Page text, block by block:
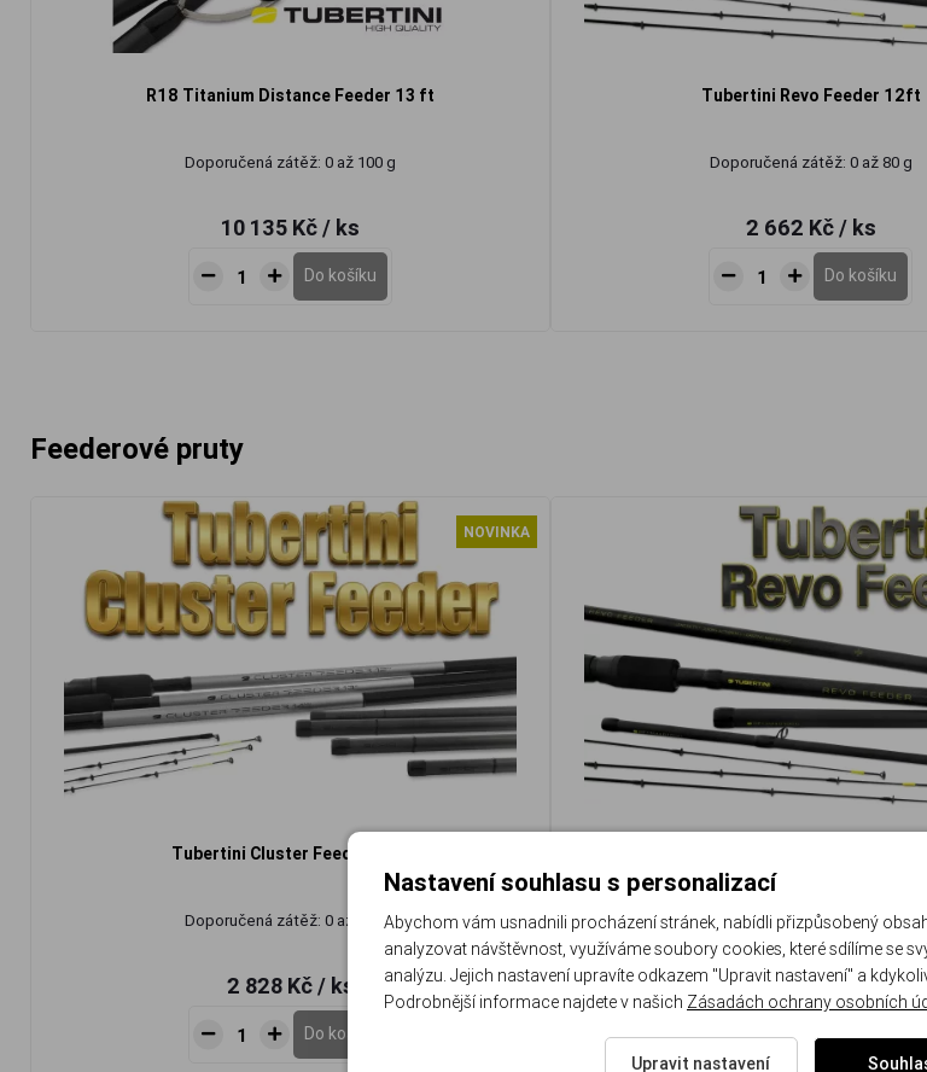
R18 Titanium Distance Feeder 13 ft
Doporučená zátěž: 0 až 100 g
10 135 Kč/ ks
Do košíku
Tubertini Revo Feeder 12ft
Doporučená zátěž: 0 až 80 g
2 662 Kč/ ks
Do košíku
Feederové pruty
NOVINKA
Tubertini Cluster Feeder 12ft
Doporučená zátěž: 0 až 100 g
2 828 Kč/ ks
Do košíku
Doporučená zátěž: 0 až 80 g
2 662 Kč/ ks
Do košíku
Nastavení souhlasu s personalizací
Abychom vám usnadnili procházení stránek, nabídli přizpůsobený
analyzovat návštěvnost, využíváme soubory cookies, které sdílíme se
analýzu. Jejich nastavení upravíte odkazem "Upravit nastavení" a
Podrobnější informace najdete v našich Zásadách ochrany osobních
Upravit nastavení